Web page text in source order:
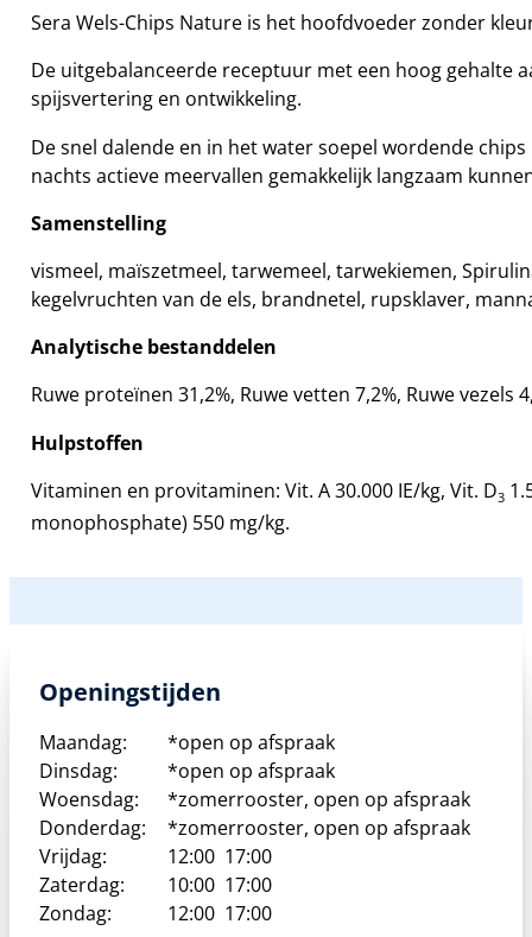
Sera Wels-Chips Nature is het hoofdvoeder zonder
De uitgebalanceerde receptuur met een hoog gehalte
spijsvertering en ontwikkeling.
De snel dalende en in het water soepel wordende
nachts actieve meervallen gemakkelijk langzaam
Samenstelling
vismeel, maïszetmeel, tarwemeel, tarwekiemen,
kegelvruchten van de els, brandnetel, rupsklaver,
Analytische bestanddelen
Ruwe proteïnen 31,2%, Ruwe vetten 7,2%, Ruwe vezels
Hulpstoffen
Vitaminen en provitaminen: Vit. A 30.000 IE/kg, Vit. D3
monophosphate) 550 mg/kg.
Openingstijden
Maandag:
*open op afspraak
Dinsdag:
*open op afspraak
Woensdag:
*zomerrooster, open op afspraak
Donderdag:
*zomerrooster, open op afspraak
Vrijdag:
12:00 17:00
Zaterdag:
10:00 17:00
Zondag:
12:00 17:00